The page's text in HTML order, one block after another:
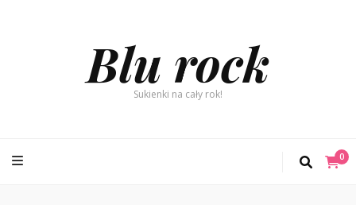
Blu rock
Sukienki na cały rok!
0